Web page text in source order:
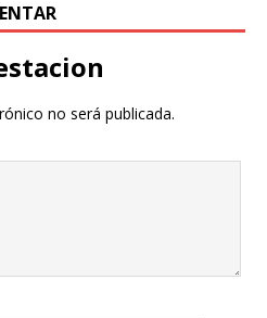
no será publicada.